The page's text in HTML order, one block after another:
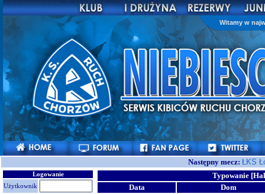
Witamy w
Następny mecz: ŁKS
Logowanie
Użytkownik
Typowanie
Data
Dom